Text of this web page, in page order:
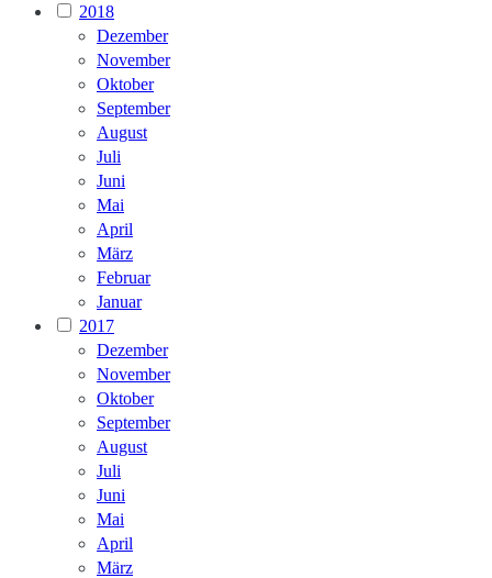
2018
Dezember
November
Oktober
September
August
Juli
Juni
Mai
April
März
Februar
Januar
2017
Dezember
November
Oktober
September
August
Juli
Juni
Mai
April
März